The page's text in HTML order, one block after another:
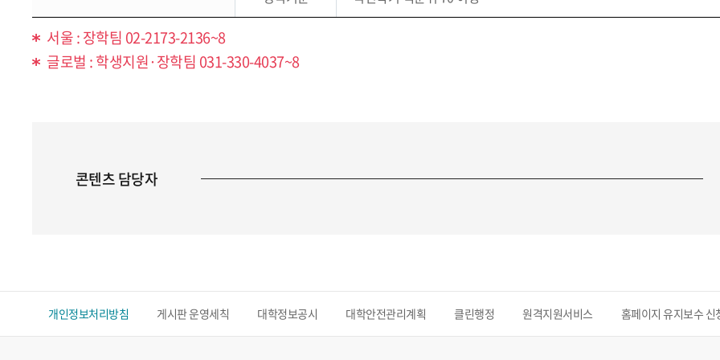
서울 : 장학팀 02-2173-2136~8
글로벌 : 학생지원·장학팀 031-330-4037~8
콘텐츠 담당자
개인정보처리방침 게시판 운영세칙 대학정보공시 대학안전관리계획 클린행정 원격지원서비스 홈페이지 유지보수 신